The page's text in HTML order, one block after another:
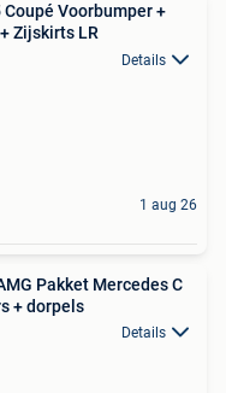
Coupé Voorbumper +
Zijskirts LR
Details
1 aug 26
Pakket Mercedes C
+ dorpels
Details